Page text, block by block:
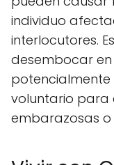
individuo
interlocutores.
desembocar en
potencialmente
voluntario para
embarazosas